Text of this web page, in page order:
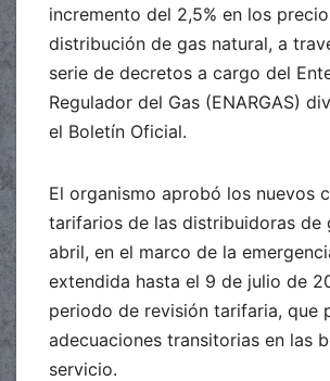
incremento del 2,5% en los
distribución de gas natural, a
serie de decretos a cargo del
Regulador del Gas (ENARGAS)
el Boletín Oficial.
El organismo aprobó los nuevos
tarifarios de las distribuidoras de
abril, en el marco de la
extendida hasta el 9 de julio de
periodo de revisión tarifaria, que
adecuaciones transitorias en las
servicio.